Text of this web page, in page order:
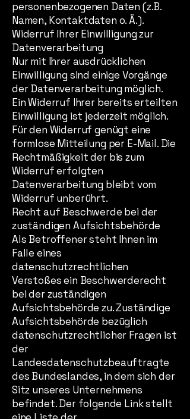
personenbezogenen Daten (z.B.
Namen, Kontaktdaten o. Ä.).
Widerruf Ihrer Einwilligung zur
Datenverarbeitung
Nur mit Ihrer ausdrücklichen
Einwilligung sind einige Vorgänge
der Datenverarbeitung möglich.
Ein Widerruf Ihrer bereits erteilten
Einwilligung ist jederzeit möglich.
Für den Widerruf genügt eine
formlose Mitteilung per E-Mail. Die
Rechtmäßigkeit der bis zum
Widerruf erfolgten
Datenverarbeitung bleibt vom
Widerruf unberührt.
Recht auf Beschwerde bei der
zuständigen Aufsichtsbehörde
Als Betroffener steht Ihnen im
Falle eines
datenschutzrechtlichen
Verstoßes ein Beschwerderecht
bei der zuständigen
Aufsichtsbehörde zu. Zuständige
Aufsichtsbehörde bezüglich
datenschutzrechtlicher Fragen ist
der
Landesdatenschutzbeauftragte
des Bundeslandes, in dem sich der
Sitz unseres Unternehmens
befindet. Der folgende Link stellt